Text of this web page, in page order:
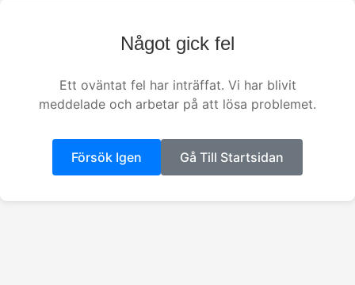
Något gick fel
Ett oväntat fel har inträffat. Vi har blivit
meddelade och arbetar på att lösa problemet.
Försök Igen Gå Till Startsidan